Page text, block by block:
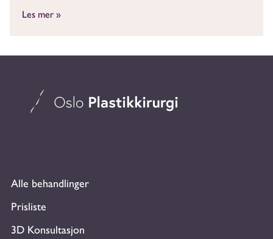
Les mer »
Alle behandlinger
Prisliste
3D Konsultasjon